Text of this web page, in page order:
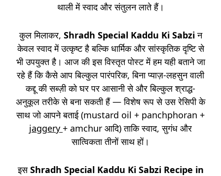
थाली में स्वाद और संतुलन लाते हैं।
कुल मिलाकर, Shradh Special Kaddu Ki Sabziन
केवल स्वाद में उत्कृष्ट है बल्कि धार्मिक और सांस्कृतिक दृष्टि से
भी उपयुक्त है। आज की इस विस्तृत पोस्ट में हम यही बताने जा
रहे हैं कि कैसे आप बिल्कुल पारंपरिक, बिना प्याज़-लहसुन वाली
कद्दू की सब्ज़ी को घर पर आसानी से और बिल्कुल श्राद्ध-
अनुकूल तरीके से बना सकती हैं — विशेष रूप से उस रेसिपी के
साथ जो आपने बताई (mustard oil + panchphoran +
jaggery + amchur आदि) ताकि स्वाद, सुगंध और
सात्विकता तीनों साथ हों।
इसShradh Special Kaddu Ki Sabzi Recipe in